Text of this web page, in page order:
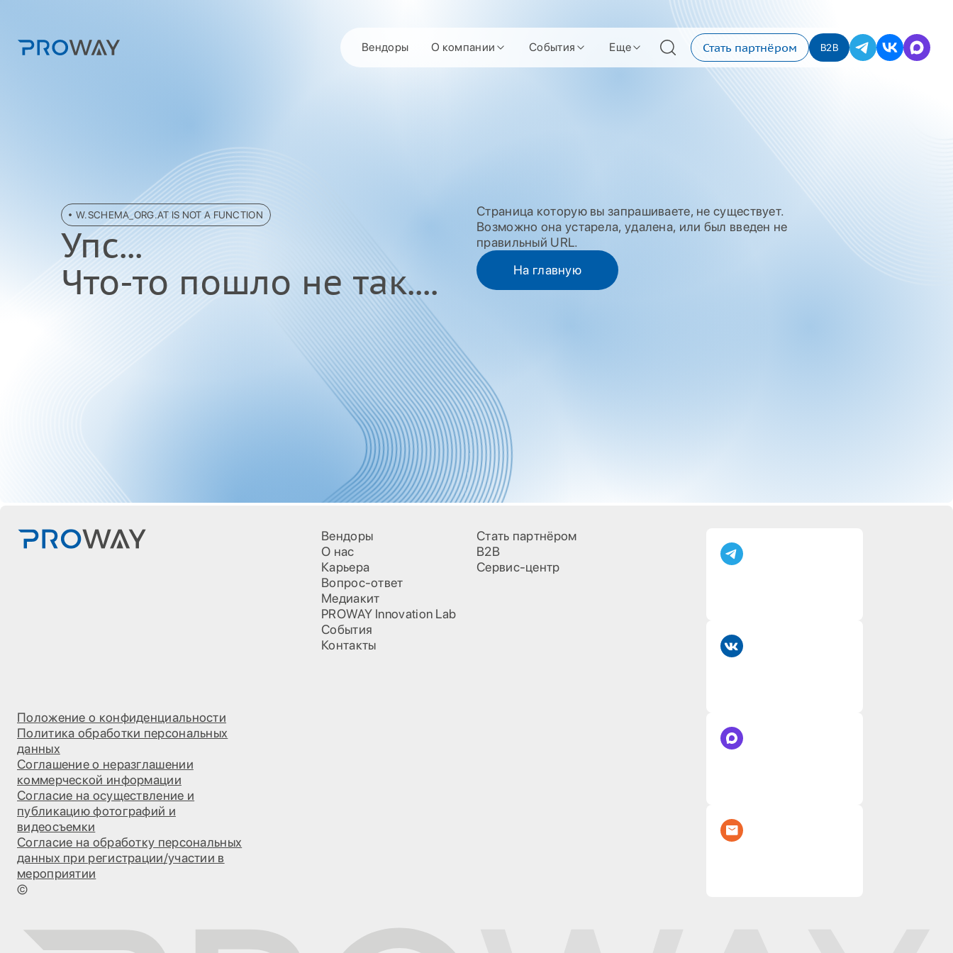
Вендоры О компании События Еще Стать партнёром B2B
W.SCHEMA_ORG.AT IS NOT A FUNCTION
Упc...
Что-то пошло не так....
Страница которую вы запрашиваете, не существует.
Возможно она устарела, удалена, или был введен не
правильный URL.
На главную
Положение о конфиденциальности
Политика обработки персональных
данных
Соглашение о неразглашении
коммерческой информации
Согласие на осуществление и
публикацию фотографий и
видеосъемки
Согласие на обработку персональных
данных при регистрации/участии в
мероприятии
©
Вендоры
О нас
Карьера
Вопрос-ответ
Медиакит
PROWAY Innovation Lab
События
Контакты
Стать партнёром
B2B
Сервис-центр